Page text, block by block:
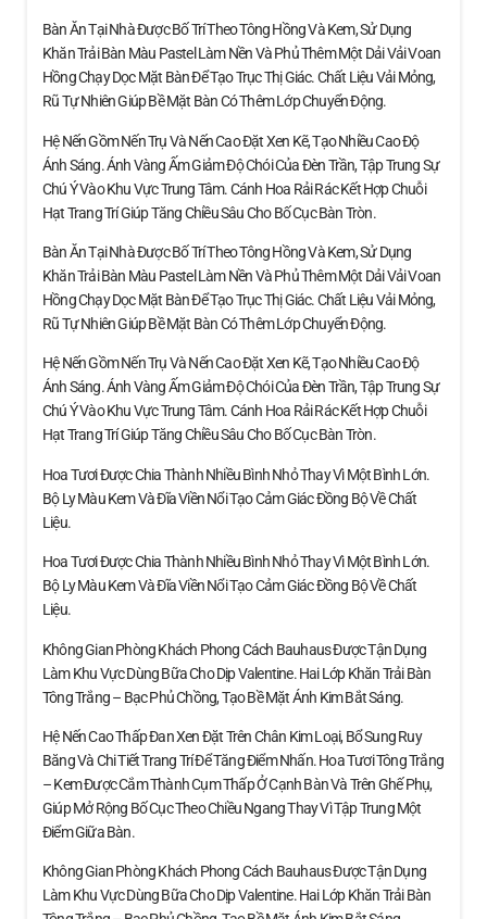
Bàn Ăn Tại Nhà Được Bố Trí Theo Tông Hồng Và Kem, Sử Dụng
Khăn Trải Bàn Màu Pastel Làm Nền Và Phủ Thêm Một Dải Vải Voan
Hồng Chạy Dọc Mặt Bàn Để Tạo Trục Thị Giác. Chất Liệu Vải Mỏng,
Rũ Tự Nhiên Giúp Bề Mặt Bàn Có Thêm Lớp Chuyển Động.
Hệ Nến Gồm Nến Trụ Và Nến Cao Đặt Xen Kẽ, Tạo Nhiều Cao Độ
Ánh Sáng. Ánh Vàng Ấm Giảm Độ Chói Của Đèn Trần, Tập Trung Sự
Chú Ý Vào Khu Vực Trung Tâm. Cánh Hoa Rải Rác Kết Hợp Chuỗi
Hạt Trang Trí Giúp Tăng Chiều Sâu Cho Bố Cục Bàn Tròn.
Bàn Ăn Tại Nhà Được Bố Trí Theo Tông Hồng Và Kem, Sử Dụng
Khăn Trải Bàn Màu Pastel Làm Nền Và Phủ Thêm Một Dải Vải Voan
Hồng Chạy Dọc Mặt Bàn Để Tạo Trục Thị Giác. Chất Liệu Vải Mỏng,
Rũ Tự Nhiên Giúp Bề Mặt Bàn Có Thêm Lớp Chuyển Động.
Hệ Nến Gồm Nến Trụ Và Nến Cao Đặt Xen Kẽ, Tạo Nhiều Cao Độ
Ánh Sáng. Ánh Vàng Ấm Giảm Độ Chói Của Đèn Trần, Tập Trung Sự
Chú Ý Vào Khu Vực Trung Tâm. Cánh Hoa Rải Rác Kết Hợp Chuỗi
Hạt Trang Trí Giúp Tăng Chiều Sâu Cho Bố Cục Bàn Tròn.
Hoa Tươi Được Chia Thành Nhiều Bình Nhỏ Thay Vì Một Bình Lớn.
Bộ Ly Màu Kem Và Đĩa Viền Nổi Tạo Cảm Giác Đồng Bộ Về Chất
Liệu.
Hoa Tươi Được Chia Thành Nhiều Bình Nhỏ Thay Vì Một Bình Lớn.
Bộ Ly Màu Kem Và Đĩa Viền Nổi Tạo Cảm Giác Đồng Bộ Về Chất
Liệu.
Không Gian Phòng Khách Phong Cách Bauhaus Được Tận Dụng
Làm Khu Vực Dùng Bữa Cho Dịp Valentine. Hai Lớp Khăn Trải Bàn
Tông Trắng – Bạc Phủ Chồng, Tạo Bề Mặt Ánh Kim Bắt Sáng.
Hệ Nến Cao Thấp Đan Xen Đặt Trên Chân Kim Loại, Bổ Sung Ruy
Băng Và Chi Tiết Trang Trí Để Tăng Điểm Nhấn. Hoa Tươi Tông Trắng
– Kem Được Cắm Thành Cụm Thấp Ở Cạnh Bàn Và Trên Ghế Phụ,
Giúp Mở Rộng Bố Cục Theo Chiều Ngang Thay Vì Tập Trung Một
Điểm Giữa Bàn.
Không Gian Phòng Khách Phong Cách Bauhaus Được Tận Dụng
Làm Khu Vực Dùng Bữa Cho Dịp Valentine. Hai Lớp Khăn Trải Bàn